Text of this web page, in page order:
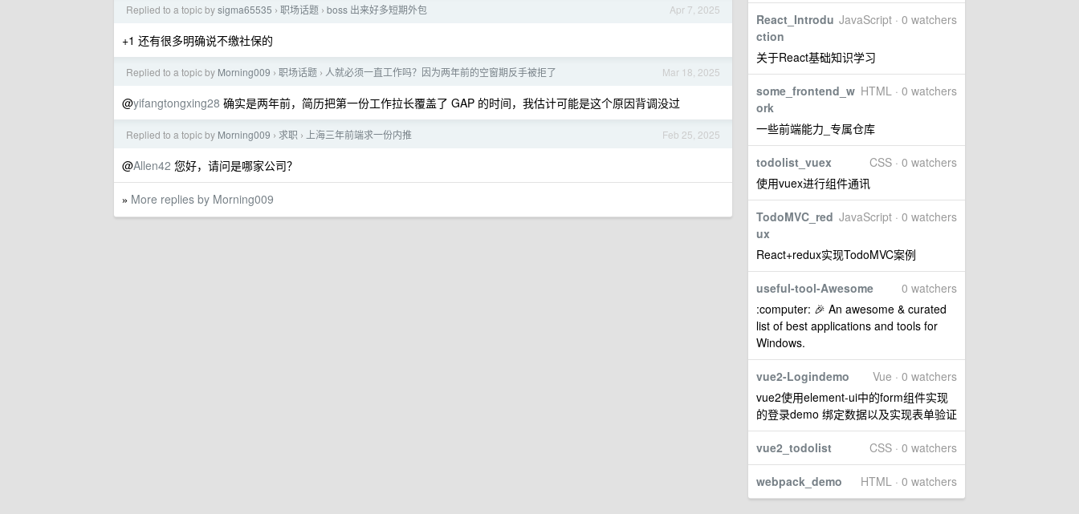
JavaScript · 0 watchers
React_Introdu
ction
关于React基础知识学习
HTML · 0 watchers
some_frontend_w
ork
一些前端能力_专属仓库
CSS · 0 watchers
todolist_vuex
使用vuex进行组件通讯
JavaScript · 0 watchers
TodoMVC_red
ux
React+redux实现TodoMVC案例
0 watchers
useful-tool-Awesome
:computer: 🎉 An awesome & curated
list of best applications and tools for
Windows.
Vue · 0 watchers
vue2-Logindemo
vue2使用element-ui中的form组件实现
的登录demo 绑定数据以及实现表单验证
CSS · 0 watchers
vue2_todolist
HTML · 0 watchers
webpack_demo
Apr 7, 2025
Replied to a topic bysigma65535 › 职场话题 › boss 出来好多短期外包
+1 还有很多明确说不缴社保的
Mar 18, 2025
Replied to a topic by Morning009 › 职场话题 › 人就必须一直工作吗？因为两年前的空窗期反手被拒了
@yifangtongxing28 确实是两年前，简历把第一份工作拉长覆盖了 GAP 的时间，我估计可能是这个原因背调没过
Feb 25, 2025
Replied to a topic by Morning009 › 求职 › 上海三年前端求一份内推
@Allen42 您好，请问是哪家公司？
» More replies by Morning009